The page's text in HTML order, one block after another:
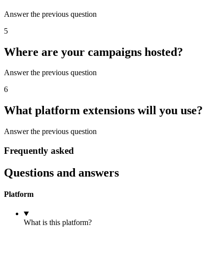
Answer the previous question
5
Where are your campaigns hosted?
Answer the previous question
6
What platform extensions will you use?
Answer the previous question
Frequently asked
Questions and answers
Platform
What is this platform?